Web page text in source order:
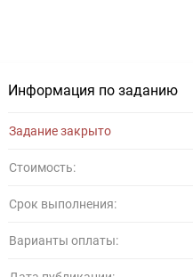
Информация по заданию
Задание закрыто
Стоимость:
Срок выполнения:
Варианты оплаты: